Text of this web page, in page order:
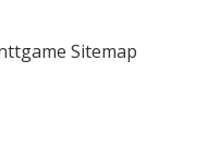
Sitemap